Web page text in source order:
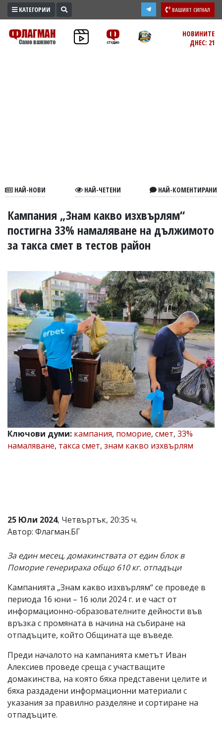
ПРОМО
ЗОНА
В
УКРАЙНА
СПОРТ
БИЗНЕС
Управители:
Веселин
Василев,
email:
v.vasilev@flagman.bg
Катя
Касабова,
еmail: k.kassabova@flagman.bg
Главен
редактор:
Иван
Колев,
email:
office@flagman.bg
и
редакцията
не
отговорност
за
тях!
откриете
обиден
за
коментар,
моля
ни!
КАТЕГОРИИ ВАШИЯТ СИГНАЛ
НОВИНИТЕ
ДНЕС: 21
НАЙ-НОВИ НАЙ-ЧЕТЕНИ НАЙ-КОМЕНТИРАНИ
Кампания „Знам какво изхвърлям“
постигна 33% намаляване на дължимото
за такса смет в тестов район
Ключови думи: кампания, поморие, смет, 33%
намаляване, такса смет, знам какво изхвърлям
25 Юли 2024, Четвъртък, 20:35 ч.
Автор: Флагман.БГ
За един месец, домакинствата от един блок в
Поморие генерираха общо 610 кг. отпадъци
Кампанията „Знам какво изхвърлям“ се проведе в
периода 16 юни – 16 юли 2024 г. и е част от
информационно-образователните дейности във
връзка с промяната в начина на събиране на
отпадъците, който Общината ще въведе.
Преди началото на кампанията кметът Иван
Алексиев проведе среща с участващите
домакинства, на която бяха представени целите и
бяха раздадени информационни материали с
указания за правилно разделяне и сортиране на
отпадъците.